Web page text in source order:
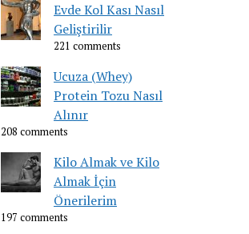
Evde Kol Kası Nasıl
Geliştirilir
221 comments
Ucuza (Whey)
Protein Tozu Nasıl
Alınır
208 comments
Kilo Almak ve Kilo
Almak İçin
Önerilerim
197 comments